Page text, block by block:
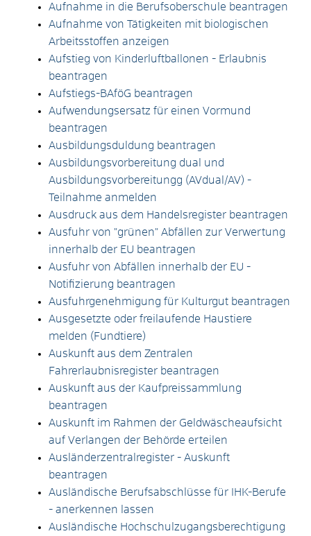
Aufnahme in die Berufsoberschule beantragen
Aufnahme von Tätigkeiten mit biologischen
Arbeitsstoffen anzeigen
Aufstieg von Kinderluftballonen - Erlaubnis
beantragen
Aufstiegs-BAföG beantragen
Aufwendungsersatz für einen Vormund
beantragen
Ausbildungsduldung beantragen
Ausbildungsvorbereitung dual und
Ausbildungsvorbereitungg (AVdual/AV) -
Teilnahme anmelden
Ausdruck aus dem Handelsregister beantragen
Ausfuhr von "grünen" Abfällen zur Verwertung
innerhalb der EU beantragen
Ausfuhr von Abfällen innerhalb der EU -
Notifizierung beantragen
Ausfuhrgenehmigung für Kulturgut beantragen
Ausgesetzte oder freilaufende Haustiere
melden (Fundtiere)
Auskunft aus dem Zentralen
Fahrerlaubnisregister beantragen
Auskunft aus der Kaufpreissammlung
beantragen
Auskunft im Rahmen der Geldwäscheaufsicht
auf Verlangen der Behörde erteilen
Ausländerzentralregister - Auskunft
beantragen
Ausländische Berufsabschlüsse für IHK-Berufe
- anerkennen lassen
Ausländische Hochschulzugangsberechtigung